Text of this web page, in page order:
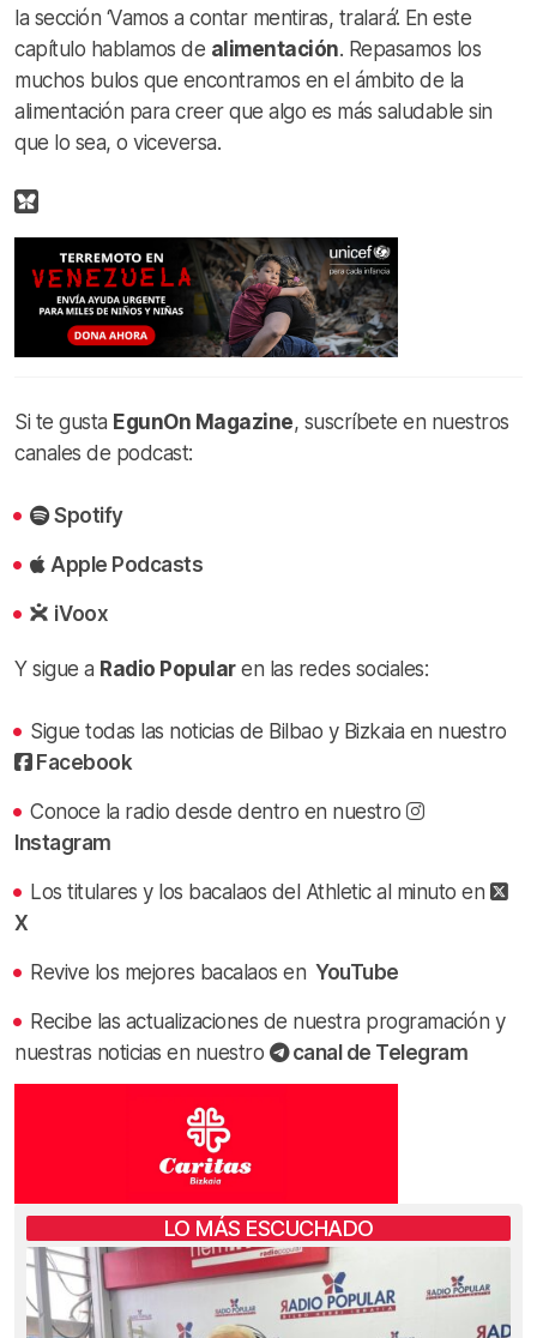
la sección ‘Vamos a contar mentiras, tralará’. En este
capítulo hablamos de alimentación. Repasamos los
muchos bulos que encontramos en el ámbito de la
alimentación para creer que algo es más saludable sin
que lo sea, o viceversa.
Si te gusta EgunOn Magazine, suscríbete en nuestros
canales de podcast:
Spotify
Apple Podcasts
iVoox
Y sigue a Radio Popularen las redes sociales:
Sigue todas las noticias de Bilbao y Bizkaia en nuestro
Facebook
Conoce la radio desde dentro en nuestro
Instagram
Los titulares y los bacalaos del Athletic al minuto en
X
Revive los mejores bacalaos en YouTube
Recibe las actualizaciones de nuestra programación y
nuestras noticias en nuestro
canal de Telegram
LO MÁS ESCUCHADO